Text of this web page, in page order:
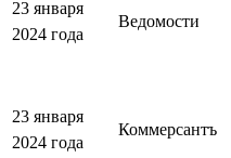
23 января
2024 года
Ведомости
23 января
2024 года
Коммерсантъ